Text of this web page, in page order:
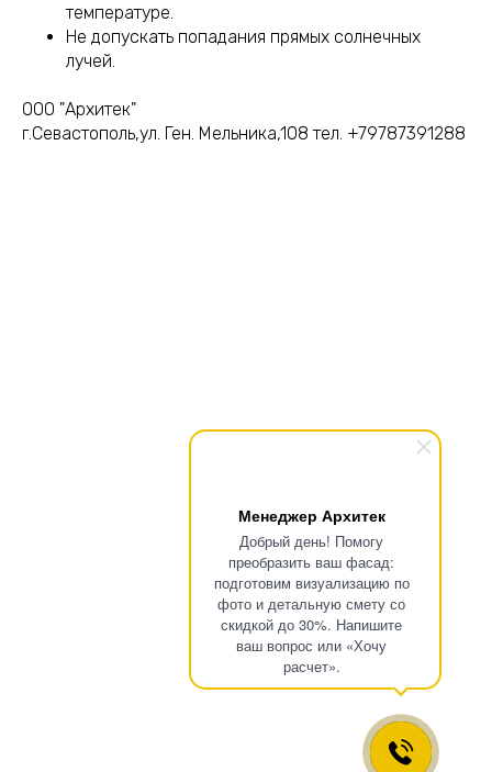
Менеджер Архитек
Добрый день! Помогу
преобразить ваш фасад:
подготовим визуализацию по
фото и детальную смету со
скидкой до 30%. Напишите
ваш вопрос или «Хочу
расчет».
температуре.
Не допускать попадания прямых солнечных
лучей.
ООО "Архитек"
г.Севастополь,ул. Ген. Мельника,108 тел. +79787391288